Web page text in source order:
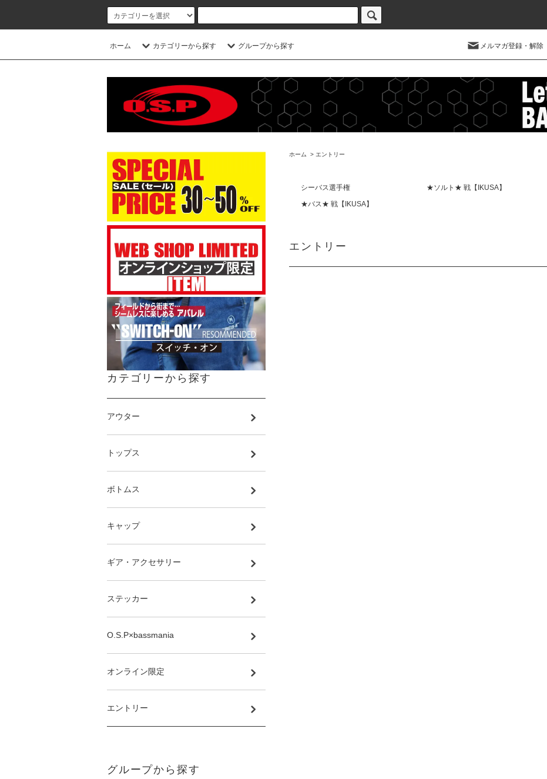
ホーム カテゴリーから探す グループから探す メルマガ登録・解除
ホーム > エントリー
シーバス選手権 ★ソルト★ 戦【IKUSA】
★バス★ 戦【IKUSA】
エントリー
カテゴリーから探す
アウター
トップス
ボトムス
キャップ
ギア・アクセサリー
ステッカー
O.S.P×bassmania
オンライン限定
エントリー
グループから探す